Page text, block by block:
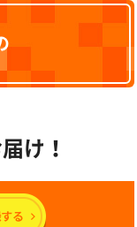
け！